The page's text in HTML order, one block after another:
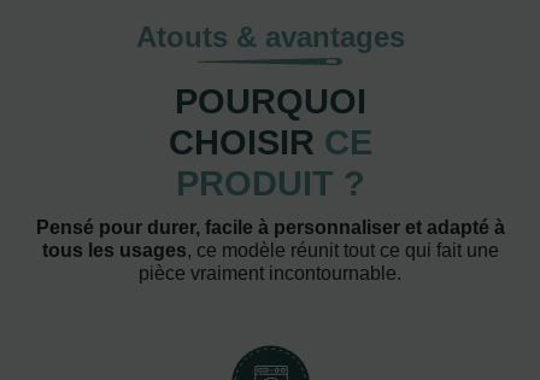
Atouts & avantages
POURQUOI
CHOISIR CE
PRODUIT ?
Pensé pour durer, facile à personnaliser et adapté à
tous les usages, ce modèle réunit tout ce qui fait une
pièce vraiment incontournable.